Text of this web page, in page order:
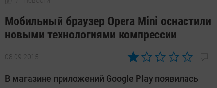
Мобильный браузер Opera Mini оснастили
новыми технологиями компрессии
08.09.2015
Автор:
Киреев
В магазине приложений Google Play появилась